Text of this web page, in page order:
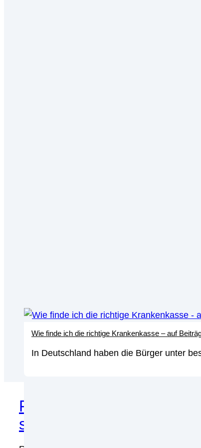
Wie finde ich die richtige Krankenkasse – auf
In Deutschland haben die Bürger unter
Firmenrechtsschutz für
sinnvoll?